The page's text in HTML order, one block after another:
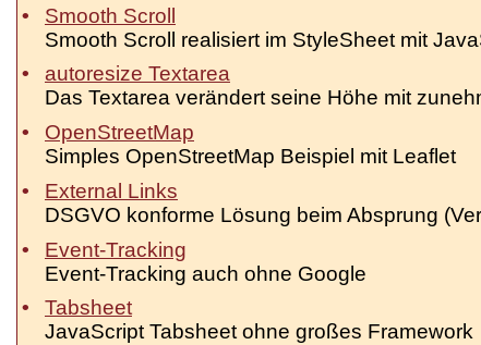
Smooth Scroll
Smooth Scroll realisiert im StyleSheet mit
autoresize Textarea
Das Textarea verändert seine Höhe mit
OpenStreetMap
Simples OpenStreetMap Beispiel mit Leaflet
External Links
DSGVO konforme Lösung beim Absprung
Event-Tracking
Event-Tracking auch ohne Google
Tabsheet
JavaScript Tabsheet ohne großes Framework